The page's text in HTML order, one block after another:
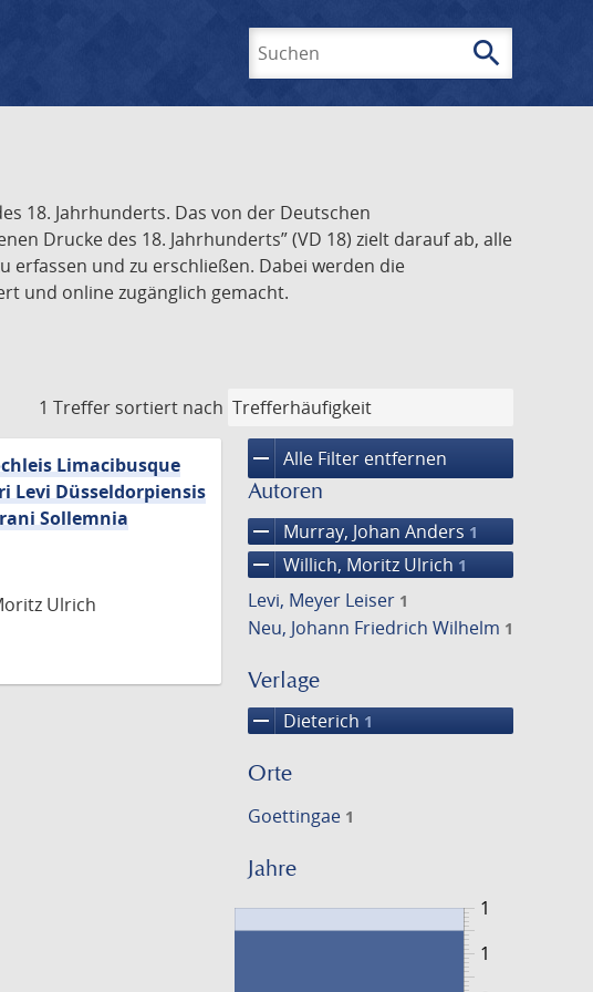
search
18. Jahrhunderts. Das von der Deutschen
Drucke des 18. Jahrhunderts” (VD 18) zielt darauf ab, alle
erfassen und zu erschließen. Dabei werden die
und online zugänglich gemacht.
1 Treffer sortiert nach
remove Alle Filter entfernen
Autoren
remove Murray, Johan Anders 1
remove Willich, Moritz Ulrich 1
Levi, Meyer Leiser 1
Neu, Johann Friedrich Wilhelm 1
Verlage
remove Dieterich 1
Orte
Goettingae 1
Jahre
1
1
Limacibusque
Levi Düsseldorpiensis
Sollemnia
Ulrich